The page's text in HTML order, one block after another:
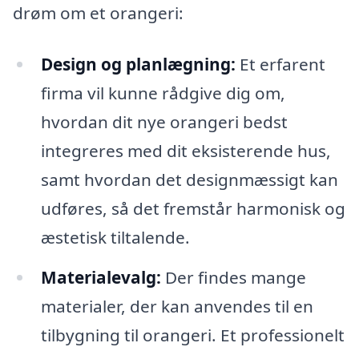
drøm om et orangeri:
Design og planlægning: Et erfarent
firma vil kunne rådgive dig om,
hvordan dit nye orangeri bedst
integreres med dit eksisterende hus,
samt hvordan det designmæssigt kan
udføres, så det fremstår harmonisk og
æstetisk tiltalende.
Materialevalg: Der findes mange
materialer, der kan anvendes til en
tilbygning til orangeri. Et professionelt